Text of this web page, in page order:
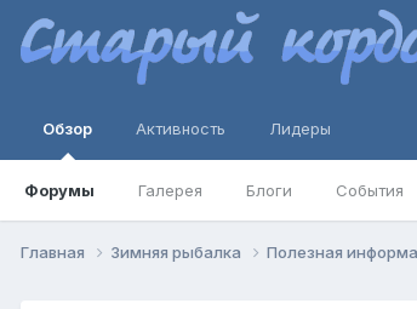
Обзор
Форумы Галерея Блоги События
Активность Лидеры
Главная Зимняя рыбалка Полезная